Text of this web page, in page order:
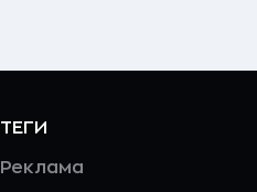
ТЕГИ
Реклама